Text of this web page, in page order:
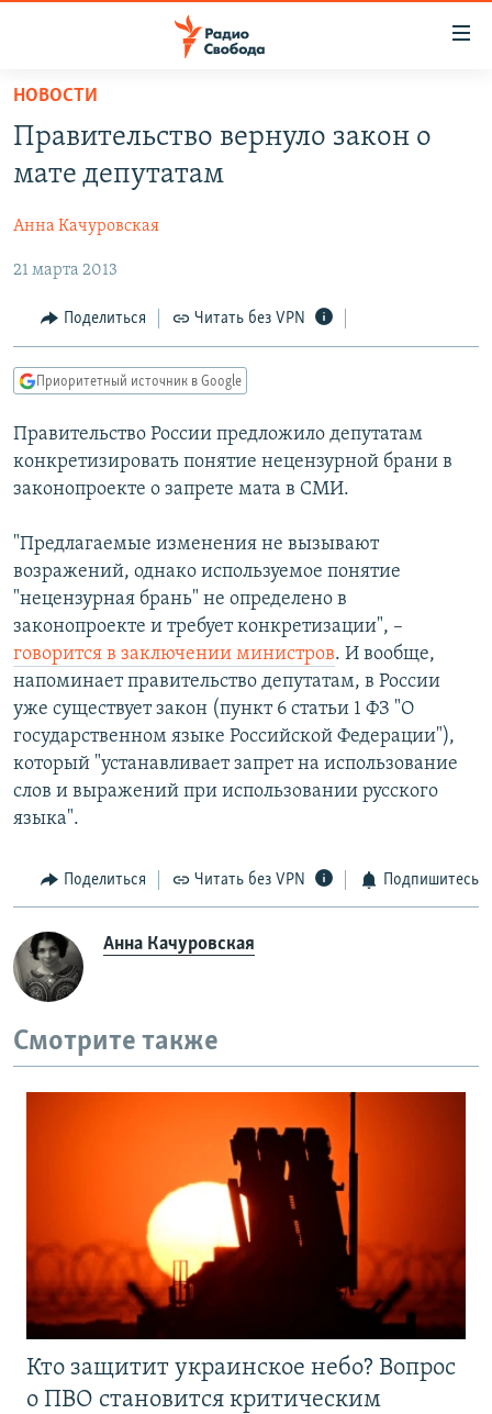
упрощенного
доступа
основному
Вернутся
главной
навигации
Вернутся
поиску
ПОДКАСТЫ
АВТОРСКИЕ ПРОЕКТЫ
ЦИТАТЫ СВОБОДЫ
МНЕНИЯ
КУЛЬТУРА
IDEL.РЕАЛИИ
КАВКАЗ.РЕАЛИИ
СЕВЕР.РЕАЛИИ
СИБИРЬ.РЕАЛИИ
ПОДПИШИТЕСЬ НА РАССЫЛКУ
СОЦИАЛЬНЫЕ СЕТИ
Все сайты РСЕ/РС
НОВОСТИ
Правительство вернуло закон о
мате депутатам
Анна Качуровская
21 марта 2013
Поделиться Читать без VPN
Приоритетный источник в Google
Правительство России предложило депутатам
конкретизировать понятие нецензурной брани в
законопроекте о запрете мата в СМИ.
"Предлагаемые изменения не вызывают
возражений, однако используемое понятие
"нецензурная брань" не определено в
законопроекте и требует конкретизации", –
говорится в заключении министров. И вообще,
напоминает правительство депутатам, в России
уже существует закон (пункт 6 статьи 1 ФЗ "О
государственном языке Российской Федерации"),
который "устанавливает запрет на использование
слов и выражений при использовании русского
языка".
Поделиться Читать без VPN Подпишитесь
Анна Качуровская
Смотрите также
Кто защитит украинское небо? Вопрос
о ПВО становится критическим